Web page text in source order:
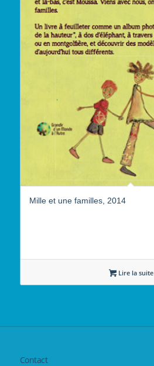
Mille et une familles, 2014
Lire la suite
Contact